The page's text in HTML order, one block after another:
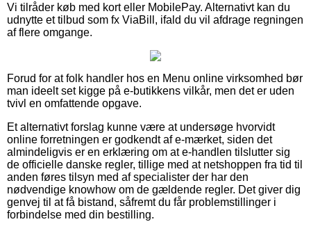
Vi tilråder køb med kort eller MobilePay. Alternativt kan du
udnytte et tilbud som fx ViaBill, ifald du vil afdrage regningen
af flere omgange.
Forud for at folk handler hos en Menu online virksomhed bør
man ideelt set kigge på e-butikkens vilkår, men det er uden
tvivl en omfattende opgave.
Et alternativt forslag kunne være at undersøge hvorvidt
online forretningen er godkendt af e-mærket, siden det
almindeligvis er en erklæring om at e-handlen tilslutter sig
de officielle danske regler, tillige med at netshoppen fra tid til
anden føres tilsyn med af specialister der har den
nødvendige knowhow om de gældende regler. Det giver dig
genvej til at få bistand, såfremt du får problemstillinger i
forbindelse med din bestilling.